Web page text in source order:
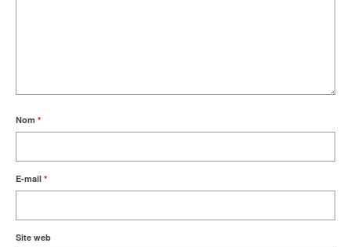
Nom *
E-mail *
Site web